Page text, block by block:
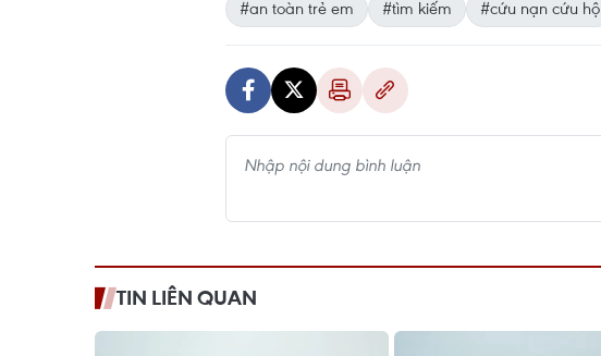
#an toàn trẻ em
#tìm kiếm #cứu nạn cứu hộ
TIN LIÊN QUAN